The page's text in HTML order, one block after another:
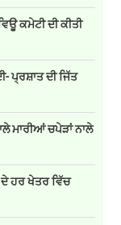
ਕਮੇਟੀ ਦੀ ਕੀਤੀ
ਪ੍ਰਸ਼ਾਤ ਦੀ ਜਿੱਤ
ਮਾਰੀਆਂ ਚਪੇੜਾਂ ਨਾਲੇ
ਹਰ ਖੇਤਰ ਵਿੱਚ